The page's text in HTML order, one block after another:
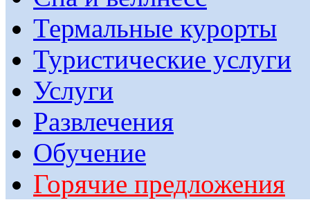
Термальные курорты
Туристические услуги
Услуги
Развлечения
Обучение
Горячие предложения